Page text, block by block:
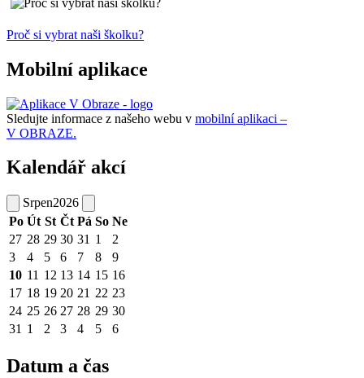
Proč si vybrat naši školku?
Mobilní aplikace
Sledujte informace z našeho webu v mobilní aplikaci –
V OBRAZE.
Kalendář akcí
Srpen2026
Po Út St Čt Pá So Ne
27 28 29 30 31 1
2
3
4 5 6 7 8
9
10 11 12 13 14 15 16
17 18 19 20 21 22 23
24 25 26 27 28 29 30
31 1 2 3 4 5 6
Datum a čas